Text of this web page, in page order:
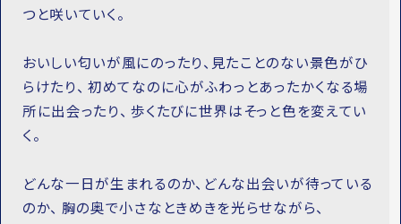
つと咲いていく。
おいしい匂いが風にのったり、見たことのない景色がひ
らけたり、 初めてなのに心がふわっとあったかくなる場
所に出会ったり、 歩くたびに世界はそっと色を変えてい
く。
どんな一日が生まれるのか、どんな出会いが待っている
のか、 胸の奥で小さなときめきを光らせながら、